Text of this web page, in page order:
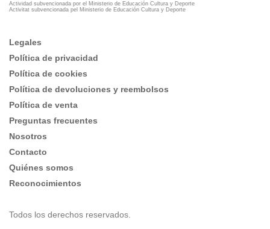
Actividad subvencionada por el Ministerio de Educación Cultura y Deporte
Activitat subvencionada pel Ministerio de Educación Cultura y Deporte
Legales
Política de privacidad
Política de cookies
Política de devoluciones y reembolsos
Política de venta
Preguntas frecuentes
Nosotros
Contacto
Quiénes somos
Reconocimientos
Todos los derechos reservados.